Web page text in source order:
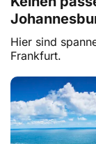
Hier sind
Frankfurt.